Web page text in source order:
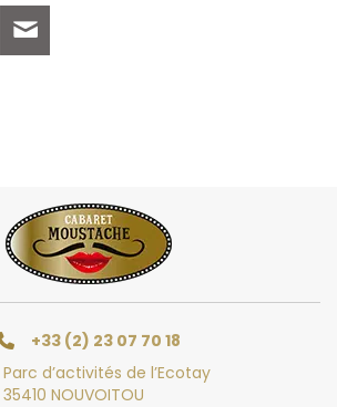
+33 (2) 23 07 70 18
Parc d’activités de l’Ecotay
35410 NOUVOITOU